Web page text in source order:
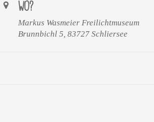
WO?
Markus Wasmeier Freilichtmuseum
Brunnbichl 5, 83727 Schliersee